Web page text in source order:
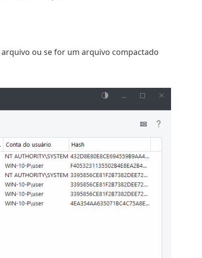
ou se for um arquivo compactado